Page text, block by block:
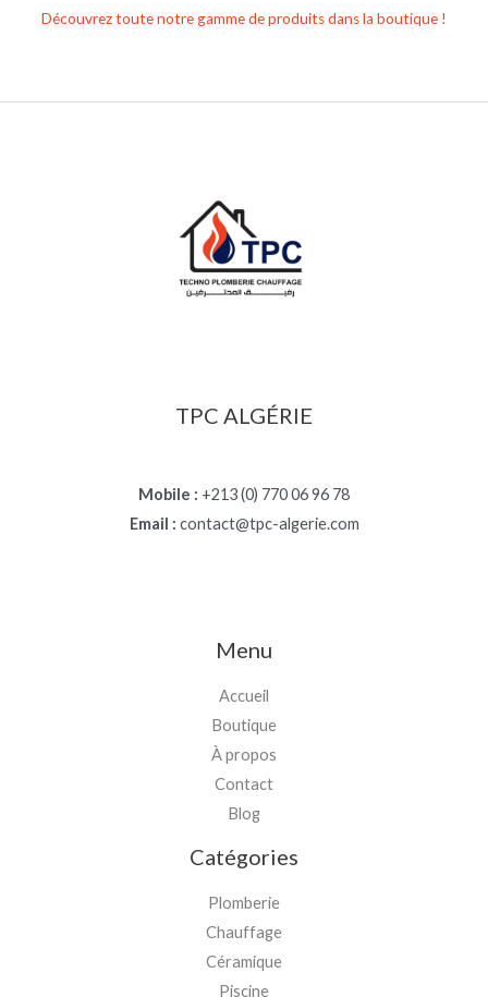
Découvrez toute notre gamme de produits dans la boutique !
TPC ALGÉRIE
Mobile : +213 (0) 770 06 96 78
Email : contact@tpc-algerie.com
Menu
Accueil
Boutique
À propos
Contact
Blog
Catégories
Plomberie
Chauffage
Céramique
Piscine